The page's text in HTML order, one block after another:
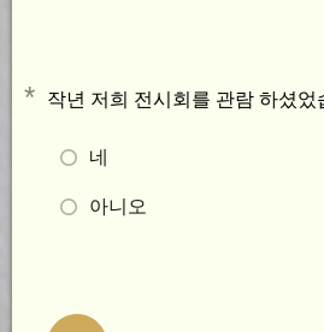
* 작년 저희 전시회를 관람 하셨었
네
아니오